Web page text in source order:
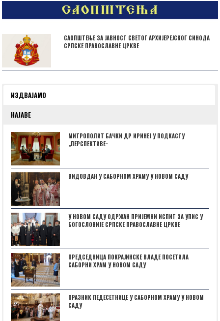
САОПШТЕЊЕ ЗА ЈАВНОСТ СВЕТОГ АРХИЈЕРЕЈСКОГ СИНОДА
СРПСКЕ ПРАВОСЛАВНЕ ЦРКВЕ
ИЗДВАЈАМО
НАЈАВЕ
МИТРОПОЛИТ БАЧКИ ДР ИРИНЕЈ У ПОДКАСТУ
„ПЕРСПЕКТИВЕˮ
ВИДОВДАН У САБОРНОМ ХРАМУ У НОВОМ САДУ
У НОВОМ САДУ ОДРЖАН ПРИЈЕМНИ ИСПИТ ЗА УПИС У
БОГОСЛОВИЈЕ СРПСКЕ ПРАВОСЛАВНЕ ЦРКВЕ
ПРЕДСЕДНИЦА ПОКРАЈИНСКЕ ВЛАДЕ ПОСЕТИЛА
САБОРНИ ХРАМ У НОВОМ САДУ
ПРАЗНИК ПЕДЕСЕТНИЦЕ У САБОРНОМ ХРАМУ У НОВОМ
САДУ